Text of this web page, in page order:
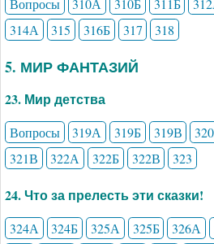
Вопросы 310А 310Б 311Б
314А
315 316Б 317 318
5. МИР ФАНТАЗИЙ
23. Мир детства
Вопросы 319А 319Б 319В
321В
322А 322Б 322В 323
24. Что за прелесть эти сказки!
324А 324Б 325А 325Б 326А